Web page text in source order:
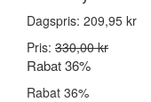
Dagspris: 209,95 kr
Pris: 330,00 kr
Rabat 36%
Rabat 36%